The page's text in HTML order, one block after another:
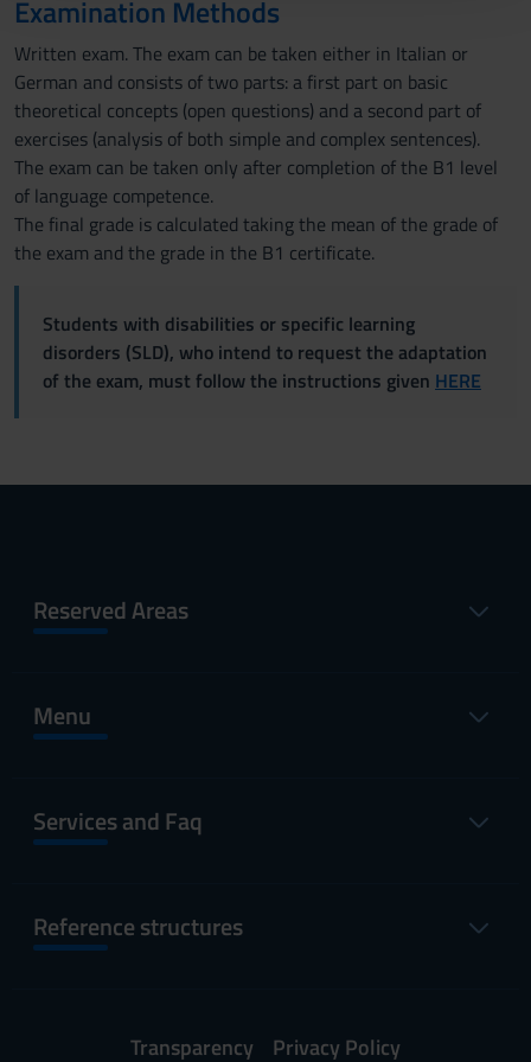
con altre informazioni che hai fornito loro o che hanno
Examination Methods
Written exam. The exam can be taken either in Italian or
German and consists of two parts: a first part on basic
theoretical concepts (open questions) and a second part of
exercises (analysis of both simple and complex sentences).
The exam can be taken only after completion of the B1 level
of language competence.
The final grade is calculated taking the mean of the grade of
the exam and the grade in the B1 certificate.
Students with disabilities or specific learning
disorders (SLD), who intend to request the adaptation
of the exam, must follow the instructions given HERE
Reserved Areas
Menu
Services and Faq
Reference structures
Transparency Privacy Policy